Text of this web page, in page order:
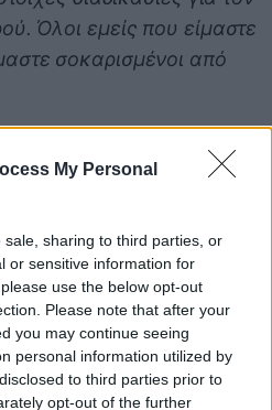
My Personal
sharing to third parties, or
or sensitive information for
use the below opt-out
Please note that after your
you may continue seeing
personal information utilized by
to third parties prior to
opt-out of the further
Όλοι εμείς που είμαστε
σοκαρισμένοι από
της θλιβερής
συλλυπητήρια
«Όλοι στην ΠΑΕ ΑΕΛ
από την είδηση του